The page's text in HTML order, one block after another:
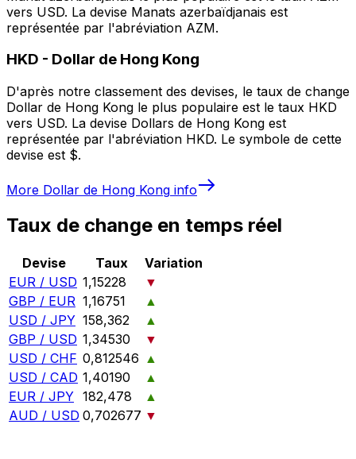
vers USD. La devise Manats azerbaïdjanais est
représentée par l'abréviation AZM.
HKD - Dollar de Hong Kong
D'après notre classement des devises, le taux de change
Dollar de Hong Kong le plus populaire est le taux HKD
vers USD. La devise Dollars de Hong Kong est
représentée par l'abréviation HKD. Le symbole de cette
devise est $.
More Dollar de Hong Kong info
Taux de change en temps réel
Devise Taux
Variation
EUR / USD 1,15228
▼
GBP / EUR 1,16751
▲
USD / JPY 158,362
▲
GBP / USD 1,34530
▼
USD / CHF 0,812546 ▲
USD / CAD 1,40190
▲
EUR / JPY 182,478
▲
AUD / USD 0,702677 ▼